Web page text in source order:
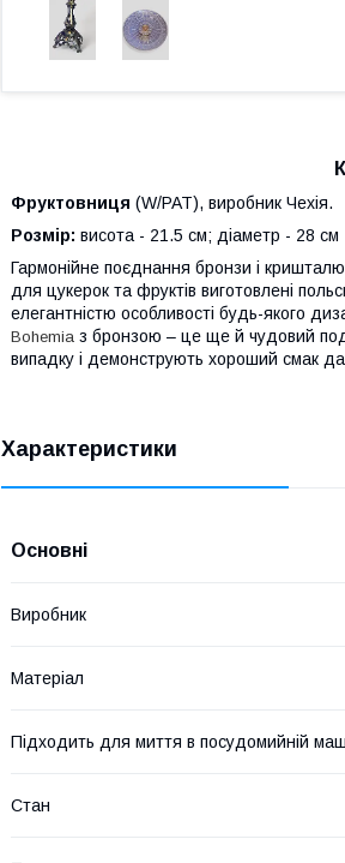
Фруктовниця (W/PAT), виробник Чехія.
Розмір: висота - 21.5 см; діаметр - 28 см
Гармонійне поєднання бронзи і кришталю
для цукерок та фруктів виготовлені
елегантністю особливості будь-якого
Bohemia з бронзою – це ще й чудовий
випадку і демонструють хороший смак
Характеристики
Основні
Виробник
Матеріал
Підходить для миття в посудомийній
Стан